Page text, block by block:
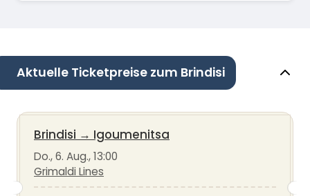
Aktuelle Ticketpreise zum Brindisi
Brindisi → Igoumenitsa
Do., 6. Aug., 13:00
Grimaldi Lines